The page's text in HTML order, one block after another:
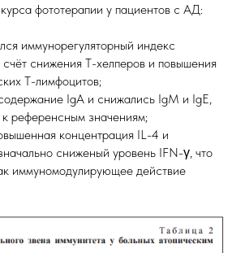
фототерапии у пациентов с АД:
иммунорегуляторный индекс
снижения Т-хелперов и повышения
Т-лимфоцитов;
IgA и снижались IgM и IgE,
референсным значениям;
концентрация IL-4 и
сниженый уровень IFN-γ, что
иммуномодулирующее действие